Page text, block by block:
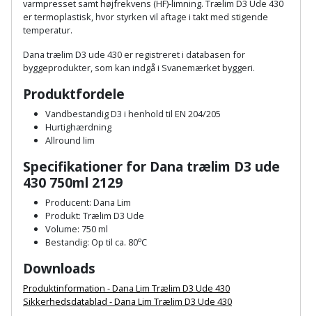
Lecablokke
fundablokke
Lofter
Lofttrapper
Murbinder
Murpap
murfolie
Mursten
Plastlister
Høvl
Kloakrenser
Kniv
hobbykniv
Koben
Kridtsnor
Lærlingesæt
Landmålerstok
Diamantskæremaskine
Diamantslibertilbehør
Dykkerpistol
Dyksav
Excentersliber
Excenterslibertilbehør
Fedtsprøjte
Flamingoskærer
Flisevibrator
Robotplæneklipper
tilbehør
Vandpumpe
Vertikalskærer
Vinduesvasker
Elartikler
Flagstænger
til
hus
og
have
Garderobe
opbevaring
Gavekort
Grill
Gummibåd
varmpresset samt højfrekvens (HF)-limning. Trælim D3 Ude 430
er termoplastisk, hvor styrken vil aftage i takt med stigende
temperatur.
Dana trælim D3 ude 430 er registreret i databasen for
byggeprodukter, som kan indgå i Svanemærket byggeri.
Produktfordele
Vandbestandig D3 i henhold til EN 204/205
Hurtighærdning
Allround lim
Specifikationer for Dana trælim D3 ude
430 750ml 2129
Producent: Dana Lim
Produkt: Trælim D3 Ude
Volume: 750 ml
Bestandig: Op til ca. 80oC
Downloads
Produktinformation - Dana Lim Trælim D3 Ude 430
Sikkerhedsdatablad - Dana Lim Trælim D3 Ude 430